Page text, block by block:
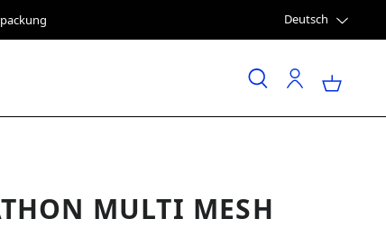
Deutsch
MULTI MESH